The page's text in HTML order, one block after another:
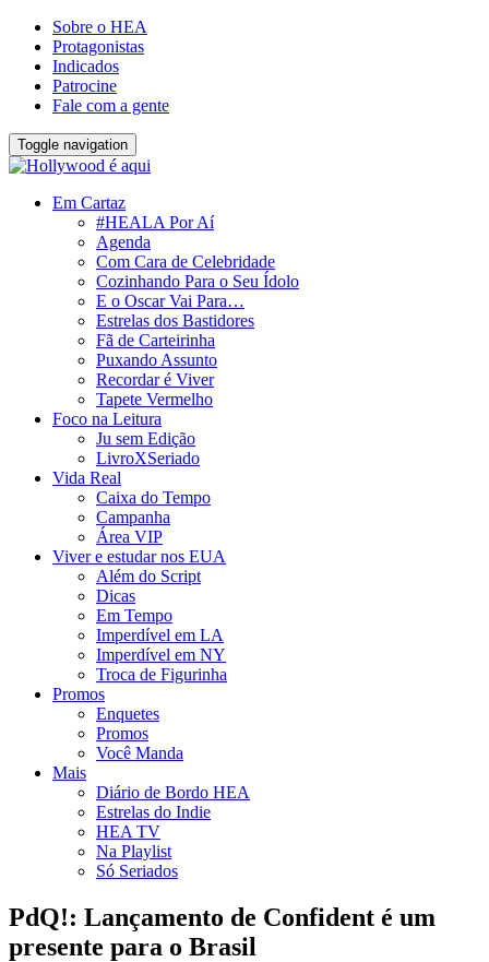
Sobre o HEA
Protagonistas
Indicados
Patrocine
Fale com a gente
Toggle navigation
Em Cartaz
#HEALA Por Aí
Agenda
Com Cara de Celebridade
Cozinhando Para o Seu Ídolo
E o Oscar Vai Para…
Estrelas dos Bastidores
Fã de Carteirinha
Puxando Assunto
Recordar é Viver
Tapete Vermelho
Foco na Leitura
Ju sem Edição
LivroXSeriado
Vida Real
Caixa do Tempo
Campanha
Área VIP
Viver e estudar nos EUA
Além do Script
Dicas
Em Tempo
Imperdível em LA
Imperdível em NY
Troca de Figurinha
Promos
Enquetes
Promos
Você Manda
Mais
Diário de Bordo HEA
Estrelas do Indie
HEA TV
Na Playlist
Só Seriados
PdQ!: Lançamento de Confident é um
presente para o Brasil